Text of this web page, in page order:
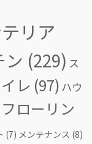
リア
ン (229) ス
レ (97) ハウ
フローリン
(7) メンテナンス (8)